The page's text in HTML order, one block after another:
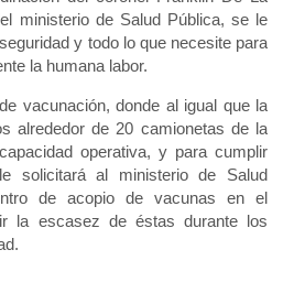
ministerio de Salud Pública, se le
y todo lo que necesite para
la humana labor.
vacunación, donde al igual que la
alrededor de 20 camionetas de la
operativa, y para cumplir
solicitará al ministerio de Salud
de acopio de vacunas en el
la escasez de éstas durante los